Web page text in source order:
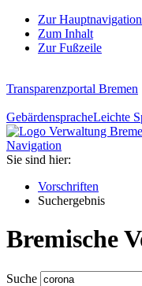
Zur Hauptnavigation
Zum Inhalt
Zur Fußzeile
Transparenzportal Bremen
GebärdenspracheLeichte
Navigation
Sie sind hier:
Vorschriften
Suchergebnis
Bremische
Suche